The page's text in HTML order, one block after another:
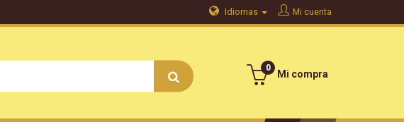
Mi cuenta
Idiomas
Mi compra
0